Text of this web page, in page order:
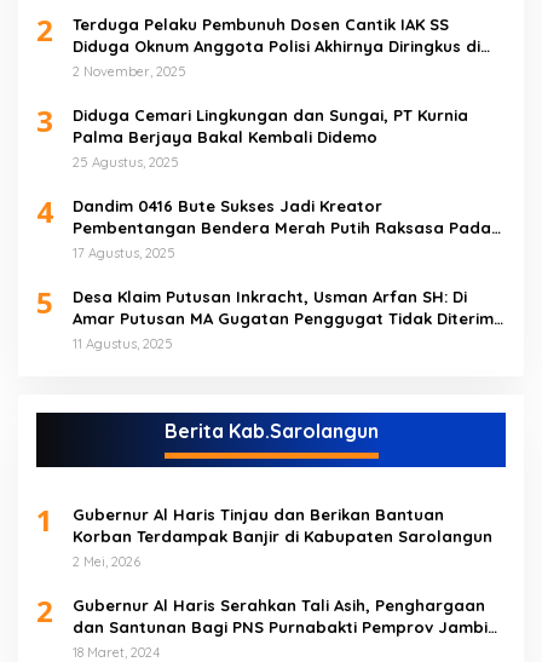
2
Terduga Pelaku Pembunuh Dosen Cantik IAK SS
Diduga Oknum Anggota Polisi Akhirnya Diringkus di
Tebo Tengah
2 November, 2025
3
Diduga Cemari Lingkungan dan Sungai, PT Kurnia
Palma Berjaya Bakal Kembali Didemo
25 Agustus, 2025
4
Dandim 0416 Bute Sukses Jadi Kreator
Pembentangan Bendera Merah Putih Raksasa Pada
Peringatan HUT RI ke 80 di Tebo
17 Agustus, 2025
5
Desa Klaim Putusan Inkracht, Usman Arfan SH: Di
Amar Putusan MA Gugatan Penggugat Tidak Diterima
(NO)
11 Agustus, 2025
Berita Kab.Sarolangun
1
Gubernur Al Haris Tinjau dan Berikan Bantuan
Korban Terdampak Banjir di Kabupaten Sarolangun
2 Mei, 2026
2
Gubernur Al Haris Serahkan Tali Asih, Penghargaan
dan Santunan Bagi PNS Purnabakti Pemprov Jambi
Yang Berada di Sarolangun
18 Maret, 2024